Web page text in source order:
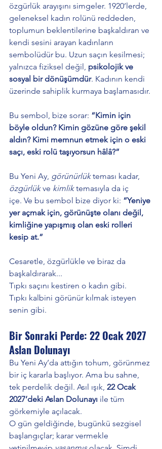
özgürlük arayışını simgeler. 1920’lerde,
geleneksel kadın rolünü reddeden,
toplumun beklentilerine başkaldıran ve
kendi sesini arayan kadınların
sembolüdür bu. Uzun saçın kesilmesi;
yalnızca fiziksel değil, psikolojik ve
sosyal bir dönüşümdür. Kadının kendi
üzerinde sahiplik kurmaya başlamasıdır.
Bu sembol, bize sorar: “Kimin için
böyle oldun? Kimin gözüne göre şekil
aldın? Kimi memnun etmek için o eski
saçı, eski rolü taşıyorsun hâlâ?”
Bu Yeni Ay, görünürlük teması kadar,
özgürlük ve kimlik temasıyla da iç
içe. Ve bu sembol bize diyor ki: “Yeniye
yer açmak için, görünüşte olanı değil,
kimliğine yapışmış olan eski rolleri
kesip at.”
Cesaretle, özgürlükle ve biraz da
başkaldırarak...
Tıpkı saçını kestiren o kadın gibi.
Tıpkı kalbini görünür kılmak isteyen
senin gibi.
Bir Sonraki Perde: 22 Ocak 2027
Aslan Dolunayı
Bu Yeni Ay’da attığın tohum, görünmez
bir iç kararla başlıyor. Ama bu sahne,
tek perdelik değil. Asıl ışık, 22 Ocak
2027’deki Aslan Dolunayı ile tüm
görkemiyle açılacak.
O gün geldiğinde, bugünkü sezgisel
başlangıçlar; karar vermekle